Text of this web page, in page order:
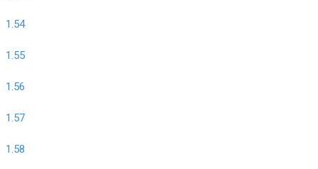
1.54
1.55
1.56
1.57
1.58